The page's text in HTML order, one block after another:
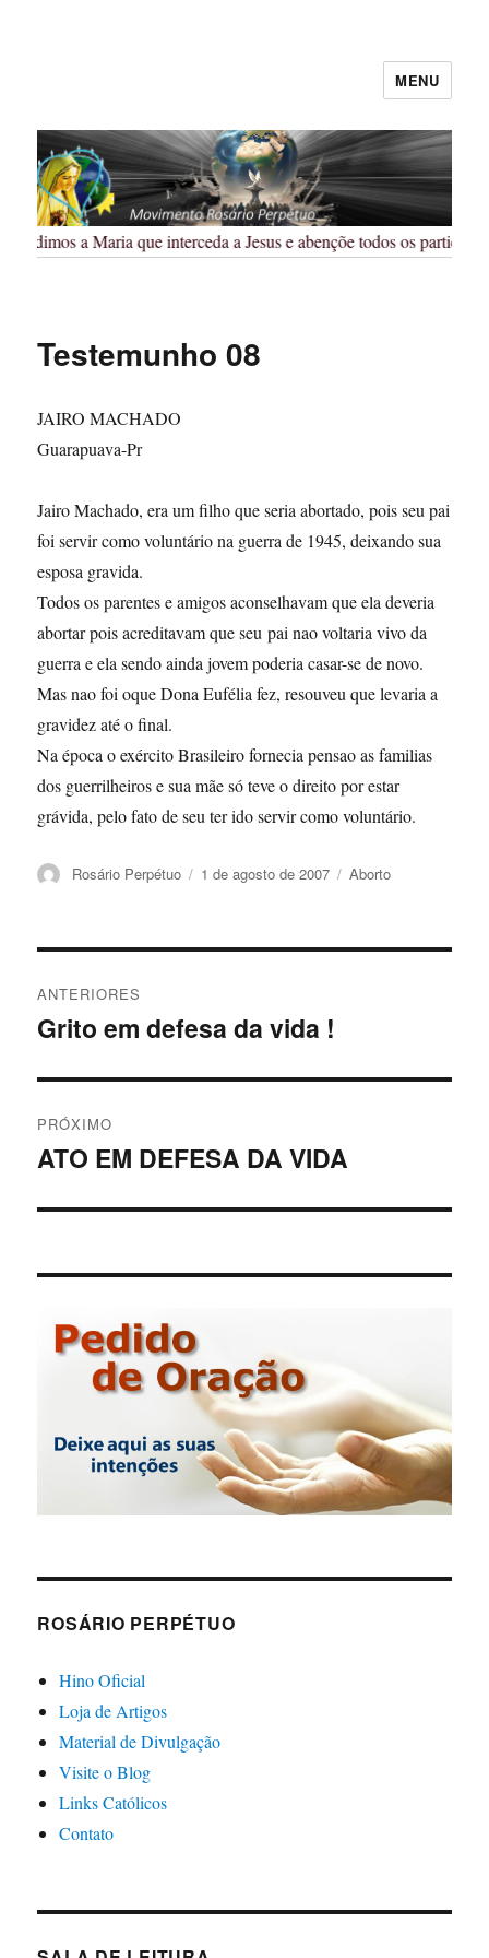
Rosário Perpétuo – Guarapuava/PR
MENU
Pedimos a Maria que interceda a Jesus e abençõe todos os
Testemunho 08
JAIRO MACHADO
Guarapuava-Pr
Jairo Machado, era um filho que seria abortado, pois seu pai
foi servir como voluntário na guerra de 1945, deixando sua
esposa gravida.
Todos os parentes e amigos aconselhavam que ela deveria
abortar pois acreditavam que seu pai nao voltaria vivo da
guerra e ela sendo ainda jovem poderia casar-se de novo.
Mas nao foi oque Dona Eufélia fez, resouveu que levaria a
gravidez até o final.
Na época o exército Brasileiro fornecia pensao as familias
dos guerrilheiros e sua mãe só teve o direito por estar
grávida, pelo fato de seu ter ido servir como voluntário.
Autor
Rosário Perpétuo
Publicado
1 de agosto de 2007 Categorias
Aborto
de
ANTERIORES
Post
Grito em defesa da vida !
PRÓXIMO
Próximo
ATO EM DEFESA DA VIDA
ROSÁRIO PERPÉTUO
Hino Oficial
Loja de Artigos
Material de Divulgação
Visite o Blog
Links Católicos
Contato